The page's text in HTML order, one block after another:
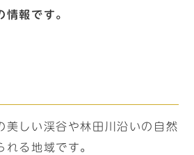
情報です。
美しい渓谷や林田川沿いの自然
れる地域です。